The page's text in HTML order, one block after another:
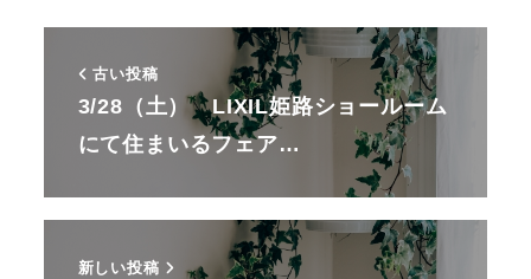
古い投稿
3/28（土） LIXIL姫路ショールーム
にて住まいるフェア…
新しい投稿